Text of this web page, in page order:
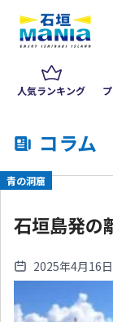
人気ランキング
コラム
青の洞窟
石垣島発の
2025年4月16日